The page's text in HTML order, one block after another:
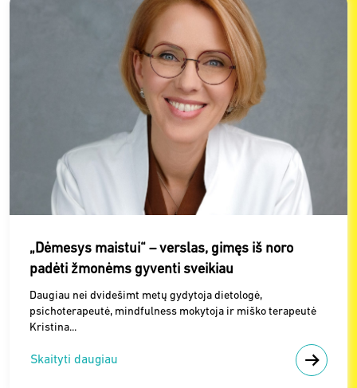
„Dėmesys maistui“ – verslas, gimęs iš noro
padėti žmonėms gyventi sveikiau
Daugiau nei dvidešimt metų gydytoja dietologė,
psichoterapeutė, mindfulness mokytoja ir miško terapeutė
Kristina...
Skaityti daugiau